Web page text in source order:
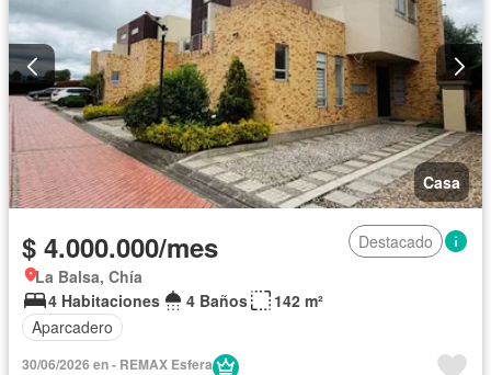
Casa
$ 4.000.000/mes
Destacado
La Balsa, Chía
4 Habitaciones
4 Baños
142 m²
Aparcadero
30/06/2026 en - REMAX Esfera